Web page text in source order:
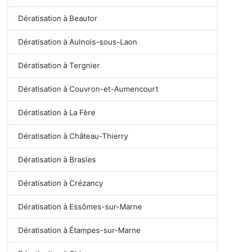
Dératisation à Beautor
Dératisation à Aulnois-sous-Laon
Dératisation à Tergnier
Dératisation à Couvron-et-Aumencourt
Dératisation à La Fère
Dératisation à Château-Thierry
Dératisation à Brasles
Dératisation à Crézancy
Dératisation à Essômes-sur-Marne
Dératisation à Étampes-sur-Marne